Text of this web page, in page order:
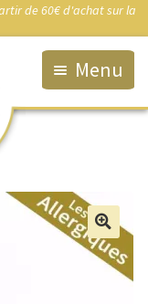
de 60€ d'achat sur la
Menu
🔍